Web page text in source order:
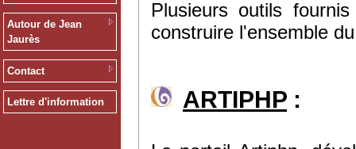
Autour de Jean
Jaurès
Contact
Lettre d'information
Plusieurs outils
construire l'ensemble
ARTIPHP :